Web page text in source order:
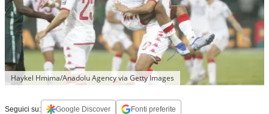
Haykel Hmima/Anadolu Agency via Getty Images
Seguici su: Google Discover Fonti preferite